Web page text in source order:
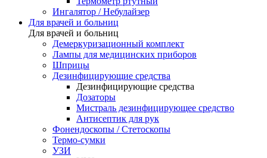
Ингалятор / Небулайзер
Для врачей и больниц
Для врачей и больниц
Демеркуризационный комплект
Лампы для медицинских приборов
Шприцы
Дезинфицирующие средства
Дезинфицирующие средства
Дозаторы
Мистраль дезинфицирующее средство
Антисептик для рук
Фонендоскопы / Стетоскопы
Термо-сумки
УЗИ